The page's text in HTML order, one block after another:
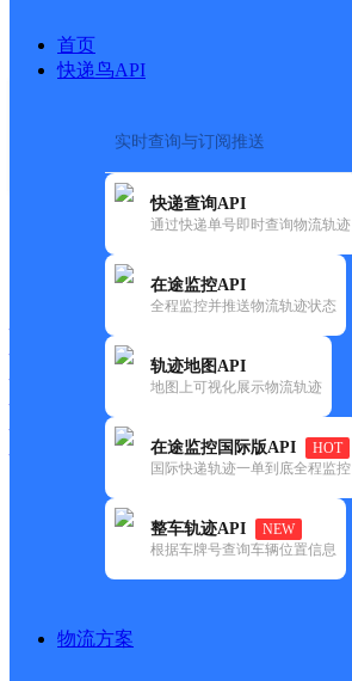
首页
快递鸟API
实时查询与订阅推送
快递查询API
通过快递单号即时查询物流轨迹
在途监控API
全程监控并推送物流轨迹状态
轨迹地图API
地图上可视化展示物流轨迹
在途监控国际版API
HOT
国际快递轨迹一单到底全程监控
整车轨迹API
NEW
根据车牌号查询车辆位置信息
物流方案
快递大全 > 快递网点
快递大全 快运大全
网点筛选
已选